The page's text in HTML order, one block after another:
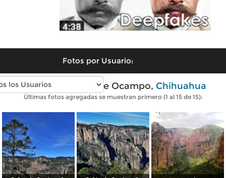
Fotos por Usuario:
Fotos modernas de Ocampo, Chihuahua
Últimas fotos agregadas se muestran primero (1 al 15 de 15):